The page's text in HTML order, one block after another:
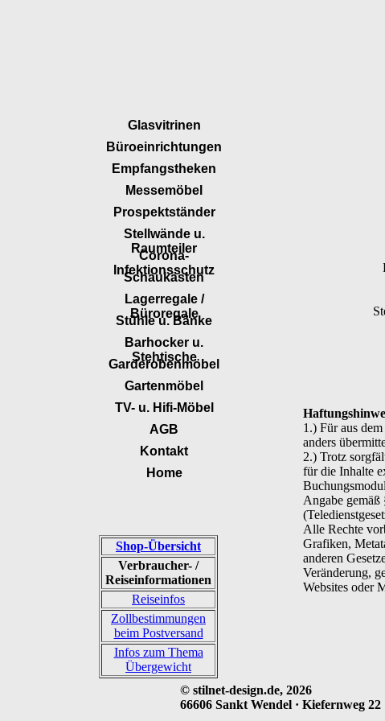
Glasvitrinen
Büroeinrichtungen
Empfangstheken
Messemöbel
Prospektständer
Stellwände u.
Raumteiler
Corona-
Infektionsschutz
Schaukästen
Lagerregale /
Büroregale
Stühle u. Bänke
Barhocker u.
Stehtische
Garderobenmöbel
Gartenmöbel
TV- u. Hifi-Möbel
AGB
Kontakt
Home
Shop-Übersicht
Verbraucher- /
Reiseinformationen
Reiseinfos
Zollbestimmungen
beim Postversand
Infos zum Thema
Übergewicht
1.) Für aus
anders
2.) Trotz
für die Inhalte
Angabe
Alle Rechte
Grafiken,
anderen
Veränderung,
Websites oder
© stilnet-design.de, 2026
66606 Sankt Wendel · Kiefernweg 22